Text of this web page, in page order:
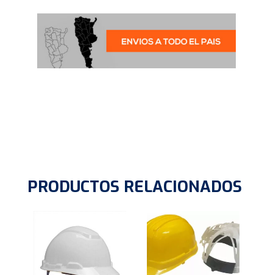
PRODUCTOS RELACIONADOS